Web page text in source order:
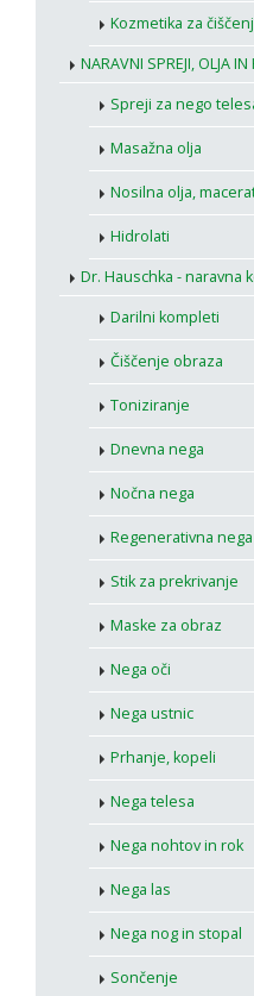
Kozmetika za
NARAVNI SPREJI, OLJA
Spreji za nego
Masažna olja
Nosilna olja,
Hidrolati
Dr. Hauschka - naravna
Darilni kompleti
Čiščenje obraza
Toniziranje
Dnevna nega
Nočna nega
Regenerativna nega
Stik za prekrivanje
Maske za obraz
Nega oči
Nega ustnic
Prhanje, kopeli
Nega telesa
Nega nohtov in rok
Nega las
Nega nog in stopal
Sončenje